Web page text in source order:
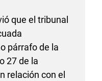
que el tribunal
párrafo de la
27 de la
relación con el